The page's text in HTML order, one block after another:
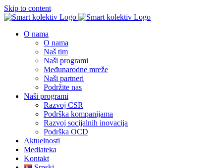
Skip to content
O nama
O nama
Naš tim
Naši programi
Međunarodne mreže
Naši partneri
Podržite nas
Naši programi
Razvoj CSR
Podrška kompanijama
Razvoj socijalnih inovacija
Podrška OCD
Aktuelnosti
Mediateka
Kontakt